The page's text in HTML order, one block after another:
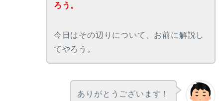
ろう。
今日はその辺りについて、お前に解説し
てやろう。
ありがとうございます！